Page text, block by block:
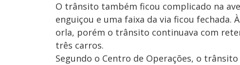
O trânsito também ficou complicado na
enguiçou e uma faixa da via ficou fechada.
orla, porém o trânsito continuava com
três carros.
Segundo o Centro de Operações, o